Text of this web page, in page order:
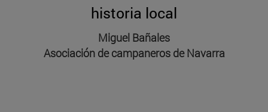
historia local
Miguel Bañales
Asociación de campaneros de Navarra